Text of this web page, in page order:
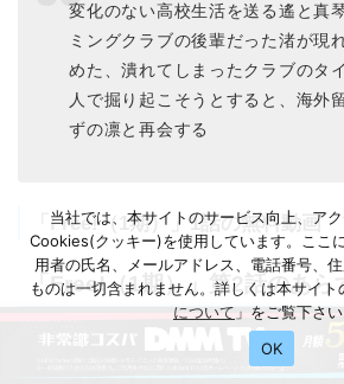
変化のない高校生活を送る遙と真
ミングクラブの後輩だった渚が現
めた、潰れてしまったクラブのタ
人で掘り起こそうとすると、海外
ずの凛と再会する
「Free!（1期）」1話の無料動画
「Free!（1期）」第2話のあら
当社では、本サイトのサービス向上、ア
Cookies(クッキー)を使用しています。ここ
用者の氏名、メールアドレス、電話番号、
ものは一切含まれません。詳しくは本サイト
について 」をご覧下さい
OK